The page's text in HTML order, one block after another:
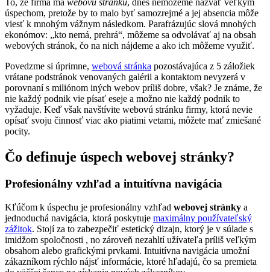
To, že firma má webovú stránku, dnes nemôžeme nazvať veľkým
úspechom, pretože by to malo byť samozrejmé a jej absencia môže
viesť k mnohým vážnym následkom. Parafrázujúc slová mnohých
ekonómov: „kto nemá, prehrá“, môžeme sa odvolávať aj na obsah
webových stránok, čo na nich nájdeme a ako ich môžeme využiť.
Povedzme si úprimne, webová stránka pozostávajúca z 5 záložiek
vrátane podstránok venovaných galérii a kontaktom nevyzerá v
porovnaní s miliónom iných webov príliš dobre, však? Je známe, že
nie každý podnik vie písať eseje a možno nie každý podnik to
vyžaduje. Keď však navštívite webovú stránku firmy, ktorá nevie
opísať svoju činnosť viac ako piatimi vetami, môžete mať zmiešané
pocity.
Čo definuje úspech webovej stránky?
Profesionálny vzhľad a intuitívna navigácia
Kľúčom k úspechu je profesionálny vzhľad webovej stránky a
jednoduchá navigácia, ktorá poskytuje maximálny používateľský
zážitok. Stojí za to zabezpečiť estetický dizajn, ktorý je v súlade s
imidžom spoločnosti , no zároveň nezahltí užívateľa príliš veľkým
obsahom alebo grafickými prvkami. Intuitívna navigácia umožní
zákazníkom rýchlo nájsť informácie, ktoré hľadajú, čo sa premieta